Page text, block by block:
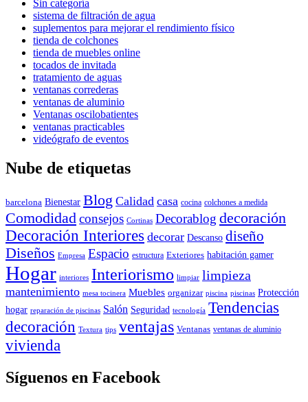
Sin categoría
sistema de filtración de agua
suplementos para mejorar el rendimiento físico
tienda de colchones
tienda de muebles online
tocados de invitada
tratamiento de aguas
ventanas correderas
ventanas de aluminio
Ventanas oscilobatientes
ventanas practicables
videógrafo de eventos
Nube de etiquetas
barcelona Bienestar Blog Calidad casa cocina colchones a medida
Comodidadconsejos Cortinas Decorablog decoración
Decoración Interiores decorar Descanso diseño
Diseños Empresa Espacio estructura Exteriores habitación gamer
Hogar interiores Interiorismo limpiar limpieza
mantenimiento mesa tocinera Muebles organizar piscina piscinas Protección
hogar reparación de piscinas Salón Seguridad tecnología Tendencias
decoración Textura tips ventajas Ventanas ventanas de aluminio
vivienda
Síguenos en Facebook